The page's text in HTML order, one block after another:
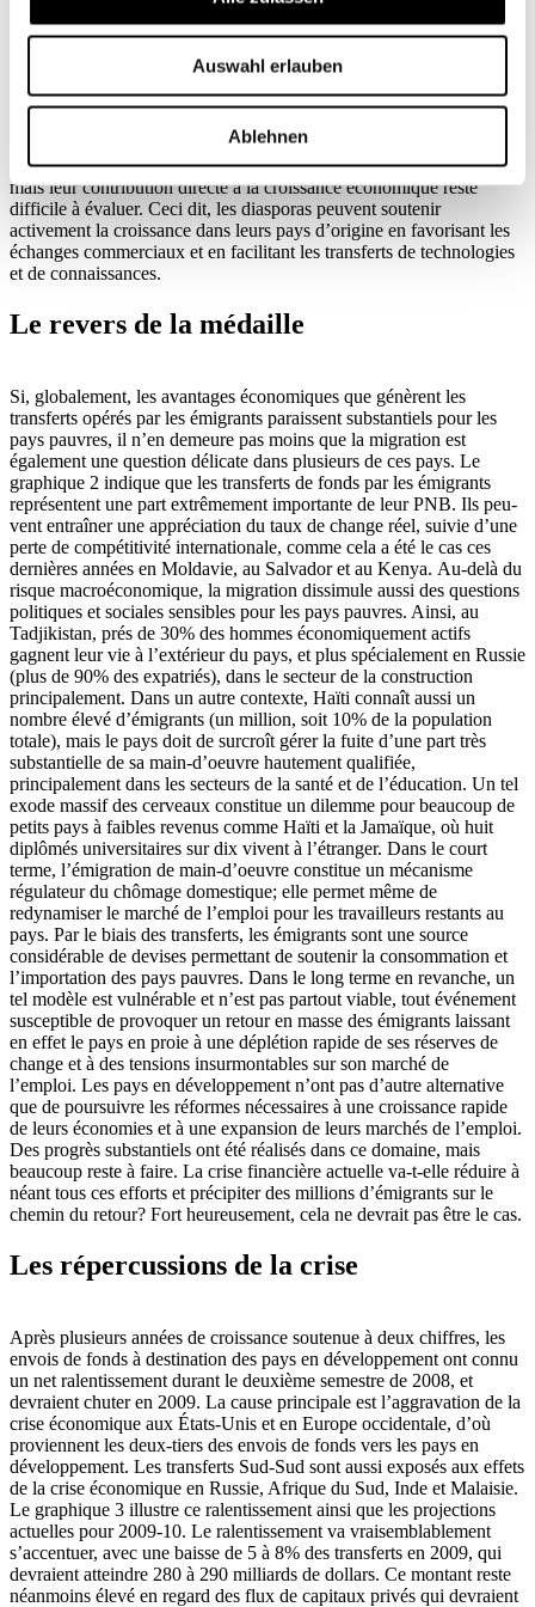
Auswahl erlauben
Ablehnen
des émigrants sont à but privé. Ils ne sont donc pas substituables. Il
s’agit plutôt d’optimiser leur complémentarité, par le biais de
politiques sociale et économique appropriées. Si les envois de fonds
par les émigrants ne sont pas un substitut à l’aide publique au
commerciaux ou les flux de capitaux privés et d’investissements. Ils
aident à lutter contre la pauvreté et à réduire les inégalités sociales,
mais leur contribution directe à la croissance économique reste
difficile à évaluer. Ceci dit, les diasporas peuvent soutenir
activement la croissance dans leurs pays d’origine en favorisant les
échanges commerciaux et en facilitant les transferts de technologies
et de connaissances.
Le revers de la médaille
Si, globalement, les avantages économiques que génèrent les
transferts opérés par les émigrants paraissent substantiels pour les
pays pauvres, il n’en demeure pas moins que la migration est
également une question délicate dans plusieurs de ces pays. Le
graphique 2 indique que les transferts de fonds par les émigrants
représentent une part extrêmement importante de leur PNB. Ils peu-
vent entraîner une appréciation du taux de change réel, suivie d’une
perte de compétitivité internationale, comme cela a été le cas ces
dernières années en Moldavie, au Salvador et au Kenya. Au-delà du
risque macroéconomique, la migration dissimule aussi des questions
politiques et sociales sensibles pour les pays pauvres. Ainsi, au
Tadjikistan, prés de 30% des hommes économiquement actifs
gagnent leur vie à l’extérieur du pays, et plus spécialement en Russie
(plus de 90% des expatriés), dans le secteur de la construction
principalement. Dans un autre contexte, Haïti connaît aussi un
nombre élevé d’émigrants (un million, soit 10% de la population
totale), mais le pays doit de surcroît gérer la fuite d’une part très
substantielle de sa main-d’oeuvre hautement qualifiée,
principalement dans les secteurs de la santé et de l’éducation. Un tel
exode massif des cerveaux constitue un dilemme pour beaucoup de
petits pays à faibles revenus comme Haïti et la Jamaïque, où huit
diplômés universitaires sur dix vivent à l’étranger. Dans le court
terme, l’émigration de main-d’oeuvre constitue un mécanisme
régulateur du chômage domestique; elle permet même de
redynamiser le marché de l’emploi pour les travailleurs restants au
pays. Par le biais des transferts, les émigrants sont une source
considérable de devises permettant de soutenir la consommation et
l’importation des pays pauvres. Dans le long terme en revanche, un
tel modèle est vulnérable et n’est pas partout viable, tout événement
susceptible de provoquer un retour en masse des émigrants laissant
en effet le pays en proie à une déplétion rapide de ses réserves de
change et à des tensions insurmontables sur son marché de
l’emploi. Les pays en développement n’ont pas d’autre alternative
que de poursuivre les réformes nécessaires à une croissance rapide
de leurs économies et à une expansion de leurs marchés de l’emploi.
Des progrès substantiels ont été réalisés dans ce domaine, mais
beaucoup reste à faire. La crise financière actuelle va-t-elle réduire à
néant tous ces efforts et précipiter des millions d’émigrants sur le
chemin du retour? Fort heureusement, cela ne devrait pas être le cas.
Les répercussions de la crise
Après plusieurs années de croissance soutenue à deux chiffres, les
envois de fonds à destination des pays en développement ont connu
un net ralentissement durant le deuxième semestre de 2008, et
devraient chuter en 2009. La cause principale est l’aggravation de la
crise économique aux États-Unis et en Europe occidentale, d’où
proviennent les deux-tiers des envois de fonds vers les pays en
développement. Les transferts Sud-Sud sont aussi exposés aux effets
de la crise économique en Russie, Afrique du Sud, Inde et Malaisie.
Le graphique 3 illustre ce ralentissement ainsi que les projections
actuelles pour 2009-10. Le ralentissement va vraisemblablement
s’accentuer, avec une baisse de 5 à 8% des transferts en 2009, qui
devraient atteindre 280 à 290 milliards de dollars. Ce montant reste
néanmoins élevé en regard des flux de capitaux privés qui devraient